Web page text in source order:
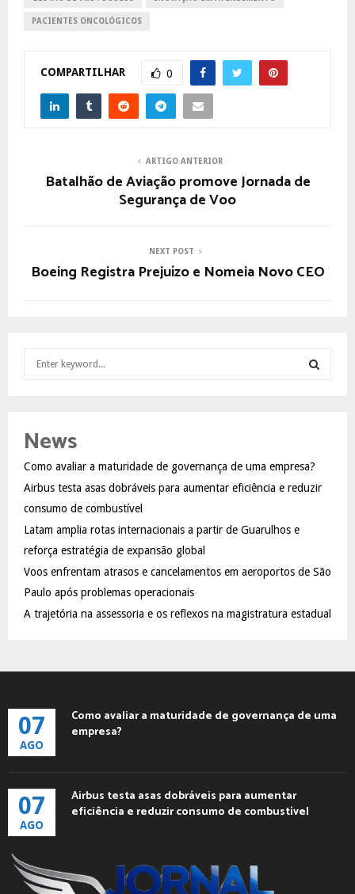
PACIENTES ONCOLÓGICOS
COMPARTILHAR 0
ARTIGO ANTERIOR
Batalhão de Aviação promove Jornada de
Segurança de Voo
NEXT POST
Boeing Registra Prejuízo e Nomeia Novo CEO
h
o
r
:
R
News
Como avaliar a maturidade de governança de uma empresa?
Airbus testa asas dobráveis para aumentar eficiência e reduzir
consumo de combustível
Latam amplia rotas internacionais a partir de Guarulhos e
reforça estratégia de expansão global
Voos enfrentam atrasos e cancelamentos em aeroportos de São
Paulo após problemas operacionais
A trajetória na assessoria e os reflexos na magistratura estadual
07
AGO
Como avaliar a maturidade de governança de uma
empresa?
07
AGO
Airbus testa asas dobráveis para aumentar
eficiência e reduzir consumo de combustível